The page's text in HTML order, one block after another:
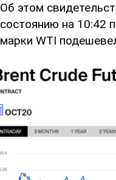
Об этом
состоянию на 10:42
марки WTI